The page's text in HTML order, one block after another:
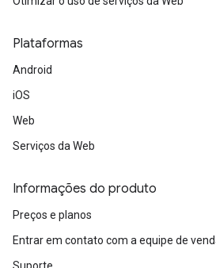
Plataformas
Android
iOS
Web
Serviços da Web
Informações do produto
Preços e planos
Entrar em contato com a equipe de